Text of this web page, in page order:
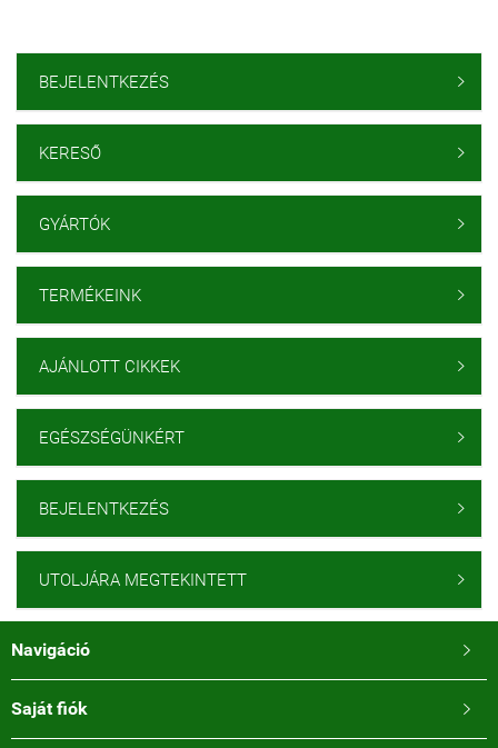
BEJELENTKEZÉS 
KERESŐ 
GYÁRTÓK 
TERMÉKEINK 
AJÁNLOTT CIKKEK 
EGÉSZSÉGÜNKÉRT 
BEJELENTKEZÉS 
UTOLJÁRA MEGTEKINTETT 
Navigáció 
Saját fiók 